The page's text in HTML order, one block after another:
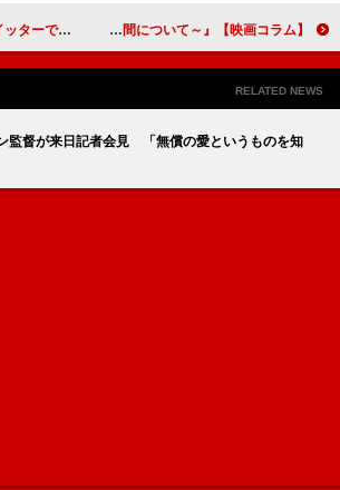
年秋の注目ランキング 【映画コラム】タイムトラベルを通して人生について考える『アバウト・タイム～愛おしい時間について～』
RELATED NEWS
監督が来日記者会見 「無償の愛というものを知